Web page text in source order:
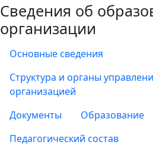
Сведения об
организации
Основные сведения
Структура и органы
организацией
Документы
Образование
Педагогический состав